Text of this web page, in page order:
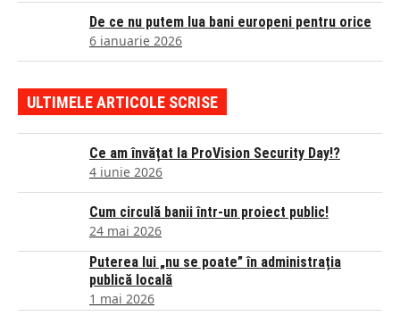
De ce nu putem lua bani europeni pentru orice
6 ianuarie 2026
ULTIMELE ARTICOLE SCRISE
Ce am învățat la ProVision Security Day!?
4 iunie 2026
Cum circulă banii într-un proiect public!
24 mai 2026
Puterea lui „nu se poate” în administrația
publică locală
1 mai 2026